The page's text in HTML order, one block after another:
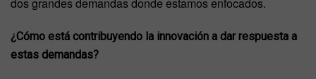
¿Cómo está contribuyendo la innovación a dar respuesta a
estas demandas?